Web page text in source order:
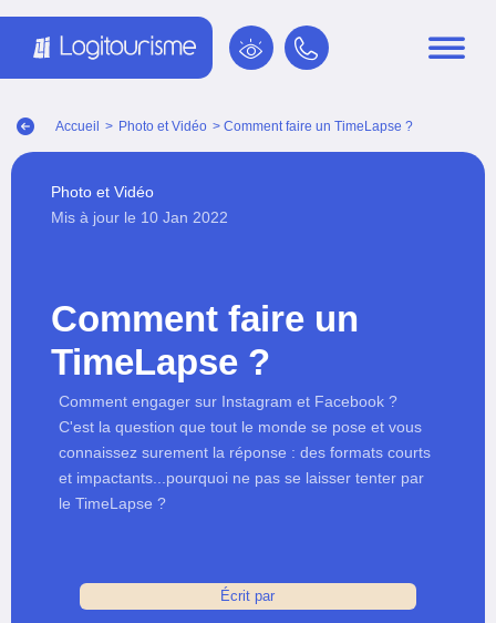
Accueil > Photo et Vidéo > Comment faire un TimeLapse ?
Photo et Vidéo
Mis à jour le 10 Jan 2022
Comment faire un
TimeLapse ?
Comment engager sur Instagram et Facebook ?
C'est la question que tout le monde se pose et vous
connaissez surement la réponse : des formats courts
et impactants...pourquoi ne pas se laisser tenter par
le TimeLapse ?
Écrit par